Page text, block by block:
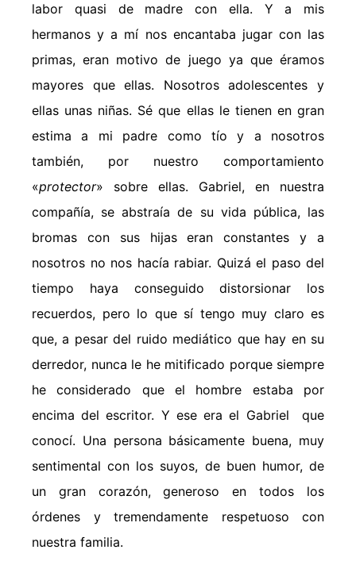
labor quasi de madre con ella. Y a mis
hermanos y a mí nos encantaba jugar con las
primas, eran motivo de juego ya que éramos
mayores que ellas. Nosotros adolescentes y
ellas unas niñas. Sé que ellas le tienen en gran
estima a mi padre como tío y a nosotros
también, por nuestro comportamiento
«protector» sobre ellas. Gabriel, en nuestra
compañía, se abstraía de su vida pública, las
bromas con sus hijas eran constantes y a
nosotros no nos hacía rabiar. Quizá el paso del
tiempo haya conseguido distorsionar los
recuerdos, pero lo que sí tengo muy claro es
que, a pesar del ruido mediático que hay en su
derredor, nunca le he mitificado porque siempre
he considerado que el hombre estaba por
encima del escritor. Y ese era el Gabriel que
conocí. Una persona básicamente buena, muy
sentimental con los suyos, de buen humor, de
un gran corazón, generoso en todos los
órdenes y tremendamente respetuoso con
nuestra familia.